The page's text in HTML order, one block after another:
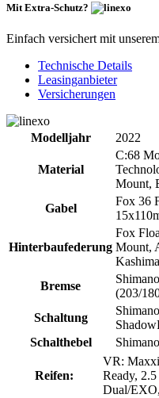
Mit Extra-Schutz?
Einfach versichert mit
Technische Details
Leasinganbieter
Versicherungen
Modelljahr 2022
Material
C:68
Mount,
Gabel
Fox 36
Hinterbaufederung
Fox
Mount,
Bremse
(203/
Schaltung
Schalthebel
Reifen:
VR:
Ready,
Dual/